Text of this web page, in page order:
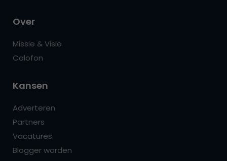
Over
Missie & Visie
Colofon
Kansen
Adverteren
Partners
Vacatures
Blogger worden